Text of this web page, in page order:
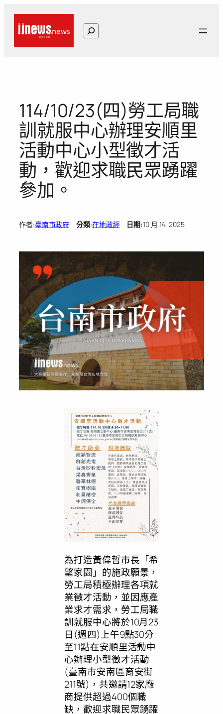
搜
尋
114/10/23(四)勞工局職
訓就服中心辦理安順里
活動中心小型徵才活
動，歡迎求職民眾踴躍
參加。
作者:臺南市政府 分類:在地政經日期:10 月 14, 2025
為打造黃偉哲市長「希
望家園」的施政願景，
勞工局積極辦理各項就
業徵才活動，並因應產
業求才需求，勞工局職
訓就服中心將於10月23
日(週四)上午9點30分
至11點在安順里活動中
心辦理小型徵才活動
(臺南市安南區育安街
211號)，共邀請12家廠
商提供超過400個職
缺，歡迎求職民眾踴躍